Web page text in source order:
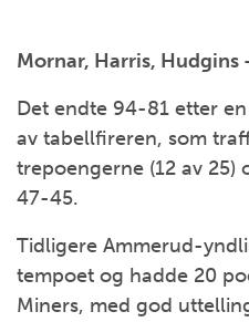
Mornar, Harris, Hudgins
Det endte 94-81 etter
av tabellfireren, som
trepoengerne (12 av 25)
47-45.
Tidligere Ammerud-
tempoet og hadde 20
Miners, med god